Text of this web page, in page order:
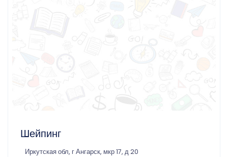
Шейпинг
Иркутская обл, г Ангарск, мкр 17, д 20